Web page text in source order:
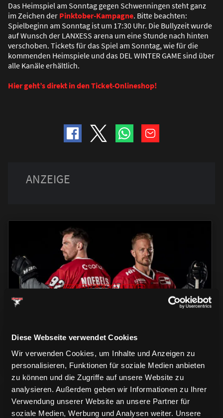
Diese Webseite verwendet Cookies
Wir verwenden Cookies, um Inhalte und Anzeigen zu
personalisieren, Funktionen für soziale Medien anbieten
zu können und die Zugriffe auf unsere Website zu
analysieren. Außerdem geben wir Informationen zu Ihrer
Verwendung unserer Website an unsere Partner für
soziale Medien, Werbung und Analysen weiter. Unsere
Das Heimspiel am Sonntag gegen Schwenningen steht ganz
im Zeichen der Pinktober-Kampagne. Bitte beachten:
Spielbeginn am Sonntag ist um 17:30 Uhr. Die Bullyzeit wurde
auf Wunsch der LANXESS arena um eine Stunde nach hinten
verschoben. Tickets für das Spiel am Sonntag, wie für die
kommenden Heimspiele und das DEL WINTER GAME sind über
alle Kanäle erhältlich.
Hier geht’s direkt in den Ticket-Onlineshop!
TRIKOTS
TRIKOTS